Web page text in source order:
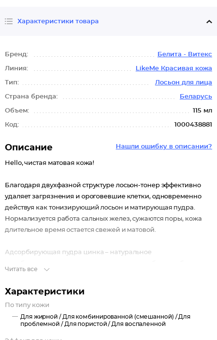
Характеристики товара
Бренд: Белита - Витекс
Линия: LikeMe Красивая кожа
Тип: Лосьон для лица
Страна бренда: Беларусь
Объем: 115 мл
Код: 1000438881
Нашли ошибку в описании?
Описание
Hello, чистая матовая кожа!
Благодаря двухфазной структуре лосьон-тонер эффективно
удаляет загрязнения и ороговевшие клетки, одновременно
действуя как тонизирующий лосьон и матирующая пудра.
Нормализуется работа сальных желез, сужаются поры, кожа
длительное время остается свежей и матовой.
Адсорбирующая пудра цинка – натуральное
заметными, подсушивает воспаления, обеспечивает коже
длительный эффект матирования.
Читать все
Характеристики
По типу кожи
Для жирной / Для комбинированной (смешанной) /Для
проблемной / Для пористой / Для воспаленной